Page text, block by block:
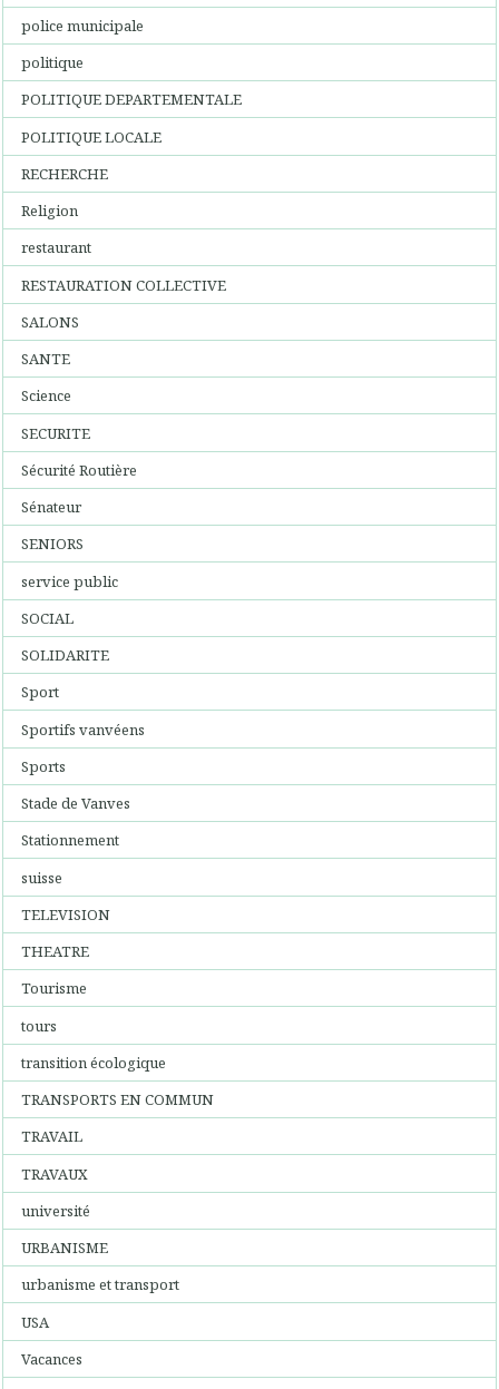
police municipale
politique
POLITIQUE DEPARTEMENTALE
POLITIQUE LOCALE
RECHERCHE
Religion
restaurant
RESTAURATION COLLECTIVE
SALONS
SANTE
Science
SECURITE
Sécurité Routière
Sénateur
SENIORS
service public
SOCIAL
SOLIDARITE
Sport
Sportifs vanvéens
Sports
Stade de Vanves
Stationnement
suisse
TELEVISION
THEATRE
Tourisme
tours
transition écologique
TRANSPORTS EN COMMUN
TRAVAIL
TRAVAUX
université
URBANISME
urbanisme et transport
USA
Vacances